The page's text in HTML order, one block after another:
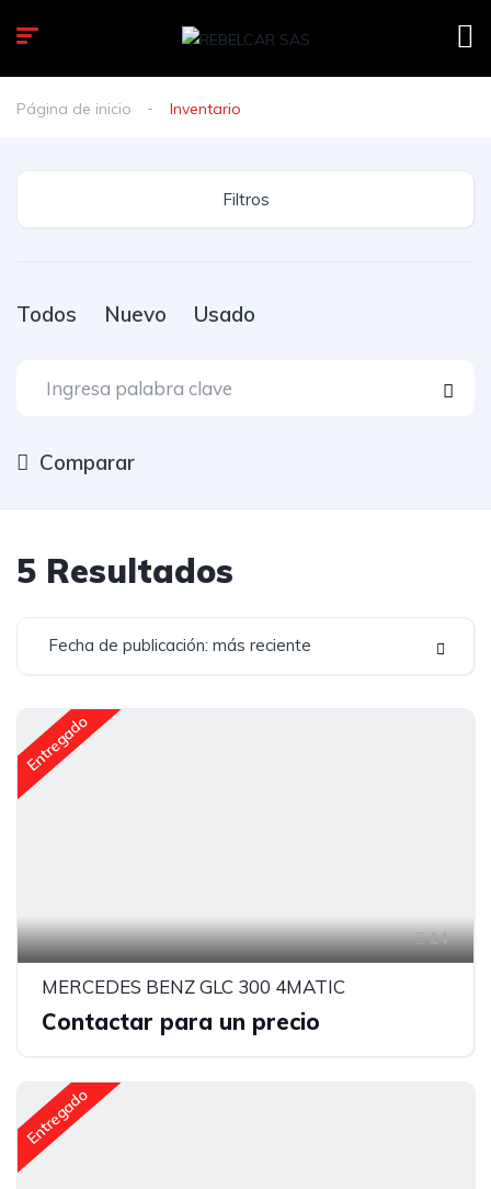
Página de inicio Inventario
Filtros
Todos Nuevo Usado
Comparar
5 Resultados
Fecha de publicación: más reciente
Entregado
14
MERCEDES BENZ GLC 300 4MATIC
Contactar para un precio
Entregado